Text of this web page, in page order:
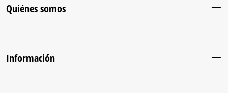
Quiénes somos
Información